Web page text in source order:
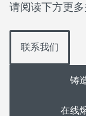
请阅读下方更多
联系我们
铸
在线